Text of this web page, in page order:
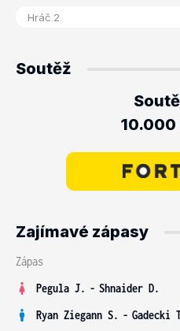
Soutěž
Zajímavé zápasy
Zápas
Pegula J. - Shnaider D.
Ryan Ziegann S. - Gadecki